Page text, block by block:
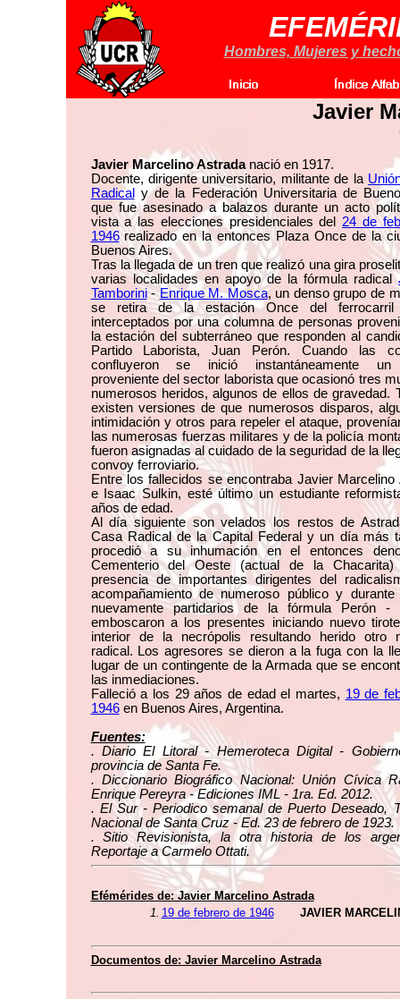
Hombres, Mujeres y
Javier
Javier Marcelino Astradanació en 1917.
Docente, dirigente universitario, militante de la
Radical
y de la Federación Universitaria de
que fue asesinado a balazos durante un acto
vista a las elecciones presidenciales del 24 de
1946realizado en la entonces Plaza Once de la
Buenos Aires.
Tras la llegada de un tren que realizó una gira
varias localidades en apoyo de la fórmula radical
Tamborini-Enrique M. Mosca, un denso grupo de
se retira de la estación Once del ferrocarril
interceptados por una columna de personas
la estación del subterráneo que responden al
Partido Laborista, Juan Perón. Cuando las
confluyeron se inició instantáneamente un
proveniente del sector laborista que ocasionó tres
numerosos heridos, algunos de ellos de gravedad.
existen versiones de que numerosos disparos,
intimidación y otros para repeler el ataque,
las numerosas fuerzas militares y de la policía
fueron asignadas al cuidado de la seguridad de la
convoy ferroviario.
Entre los fallecidos se encontraba Javier Marcelino
e Isaac Sulkin, esté último un estudiante
años de edad.
Al día siguiente son velados los restos de
Casa Radical de la Capital Federal y un día más
procedió a su inhumación en el entonces
Cementerio del Oeste (actual de la
presencia de importantes dirigentes del
acompañamiento de numeroso público y
nuevamente partidarios de la fórmula Perón -
emboscaron a los presentes iniciando nuevo
interior de la necrópolis resultando herido otro
radical. Los agresores se dieron a la fuga con la
lugar de un contingente de la Armada que se
las inmediaciones.
Falleció a los 29 años de edad el martes, 19 de
1946en Buenos Aires, Argentina.
Fuentes:
. Diario El Litoral - Hemeroteca Digital -
provincia de Santa Fe.
. Diccionario Biográfico Nacional: Unión Cívica
Enrique Pereyra - Ediciones IML - 1ra. Ed. 2012.
. El Sur - Periodico semanal de Puerto Deseado,
Nacional de Santa Cruz - Ed. 23 de febrero de 1923.
. Sitio Revisionista, la otra historia de los
Reportaje a Carmelo Ottati.
Efémérides de: Javier Marcelino Astrada
1. 19 de febrero de 1946 JAVIER
Documentos de: Javier Marcelino Astrada